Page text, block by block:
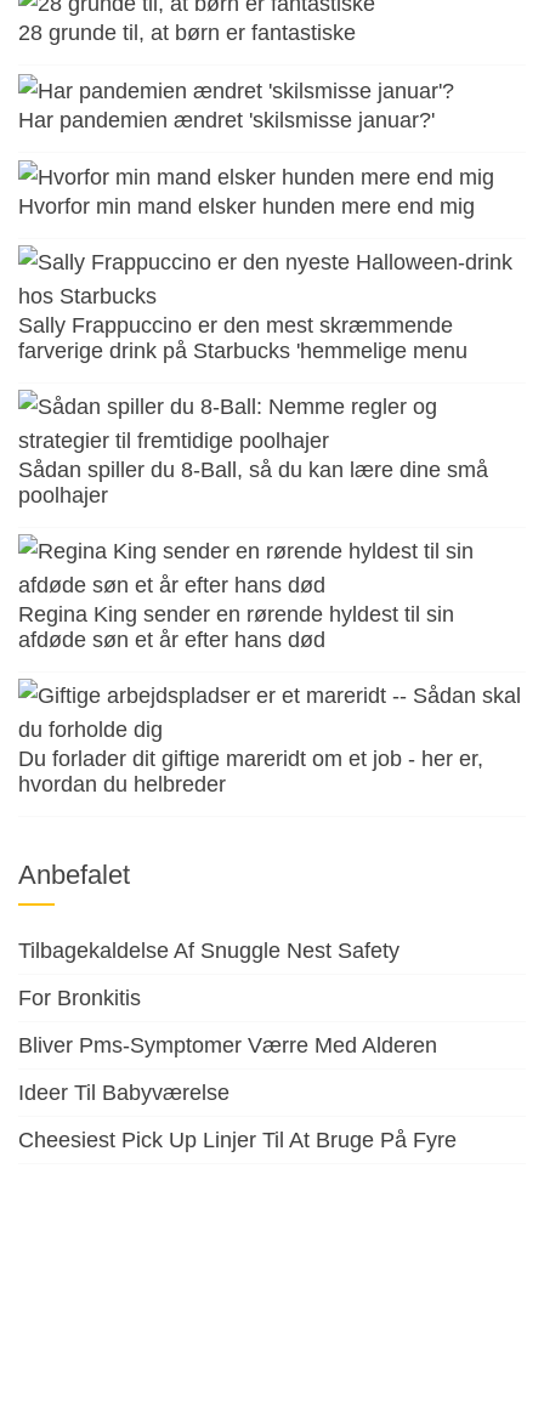
28 grunde til, at børn er fantastiske
Har pandemien ændret 'skilsmisse januar?'
Hvorfor min mand elsker hunden mere end mig
Sally Frappuccino er den mest skræmmende
farverige drink på Starbucks 'hemmelige menu
Sådan spiller du 8-Ball, så du kan lære dine små
poolhajer
Regina King sender en rørende hyldest til sin
afdøde søn et år efter hans død
Du forlader dit giftige mareridt om et job - her er,
hvordan du helbreder
Anbefalet
Tilbagekaldelse Af Snuggle Nest Safety
For Bronkitis
Bliver Pms-Symptomer Værre Med Alderen
Ideer Til Babyværelse
Cheesiest Pick Up Linjer Til At Bruge På Fyre